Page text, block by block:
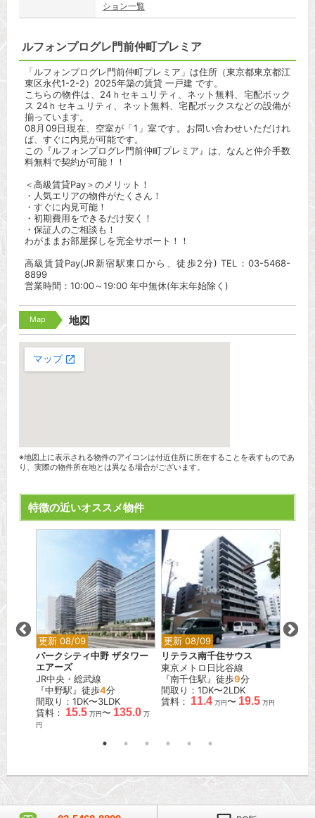
ション一覧
ルフォンプログレ門前仲町プレミア
「ルフォンプログレ門前仲町プレミア」は住所（東京都東京都江
東区永代1-2-2）2025年築の賃貸 一戸建 です。
こちらの物件は、24ｈセキュリティ、ネット無料、宅配ボック
ス 24ｈセキュリティ、ネット無料、宅配ボックスなどの設備が
揃っています。
08月09日現在、空室が「1」室です。お問い合わせいただけれ
ば、すぐに内見が可能です。
この『ルフォンプログレ門前仲町プレミア』は、なんと仲介手数
料無料で契約が可能！！
＜高級賃貸Pay＞のメリット！
・人気エリアの物件がたくさん！
・すぐに内見可能！
・初期費用をできるだけ安く！
・保証人のご相談も！
わがままお部屋探しを完全サポート！！
高級賃貸Pay(JR新宿駅東口から、徒歩2分) TEL：03-5468-
8899
営業時間：10:00～19:00 年中無休(年末年始除く)
Map 地図
※地図上に表示される物件のアイコンは付近住所に所在することを表すものであ
り、実際の物件所在地とは異なる場合がございます。
特徴の近いオススメ物件
更新 08/09
パークシティ中野 ザタワー
エアーズ
JR中央・総武線
『中野駅』徒歩4分
間取り：1DK〜3LDK
賃料： 15.5 万円〜 135.0 万
円
更新 08/09
リテラス南千住サウス
東京メトロ日比谷線
『南千住駅』徒歩9分
間取り：1DK〜2LDK
賃料： 11.4 万円〜 19.5 万円
更新